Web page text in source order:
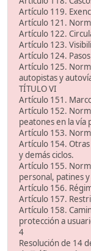
Artículo 119.
Artículo 121.
Artículo 122.
Artículo 123.
Artículo 124.
Artículo 125.
autopistas y
TÍTULO VI
Artículo 151.
Artículo 152.
peatones en la vía
Artículo 153.
Artículo 154.
y demás ciclos.
Artículo 155.
personal, patines
Artículo 156.
Artículo 157.
Artículo 158.
protección a
4
Resolución de 14